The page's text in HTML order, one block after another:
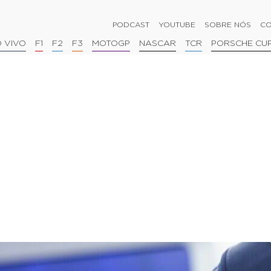
PODCAST YOUTUBE SOBRE NÓS
VIVO F1 F2 F3 MOTOGP NASCAR TCR PORSCHE